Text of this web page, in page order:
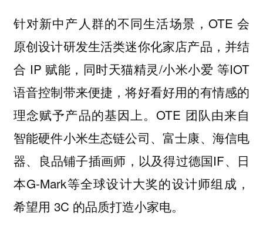
针对新中产人群的不同生活场景，OTE 会
原创设计研发生活类迷你化家店产品，并结
合 IP 赋能，同时天猫精灵/小米小爱 等IOT
语音控制带来便捷，将好看好用的有情感的
理念赋予产品的基因上。OTE 团队由来自
智能硬件小米生态链公司、富士康、海信电
器、良品铺子插画师，以及得过德国IF、日
本G-Mark等全球设计大奖的设计师组成，
希望用 3C 的品质打造小家电。